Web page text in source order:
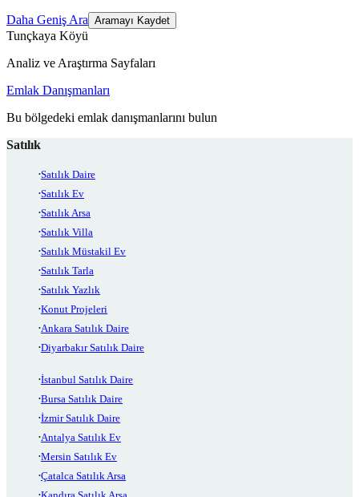
Daha Geniş Ara Aramayı Kaydet
Tunçkaya Köyü
Analiz ve Araştırma Sayfaları
Emlak Danışmanları
Bu bölgedeki emlak danışmanlarını bulun
Satılık
Satılık Daire
Satılık Ev
Satılık Arsa
Satılık Villa
Satılık Müstakil Ev
Satılık Tarla
Satılık Yazlık
Konut Projeleri
Ankara Satılık Daire
Diyarbakır Satılık Daire
İstanbul Satılık Daire
Bursa Satılık Daire
İzmir Satılık Daire
Antalya Satılık Ev
Mersin Satılık Ev
Çatalca Satılık Arsa